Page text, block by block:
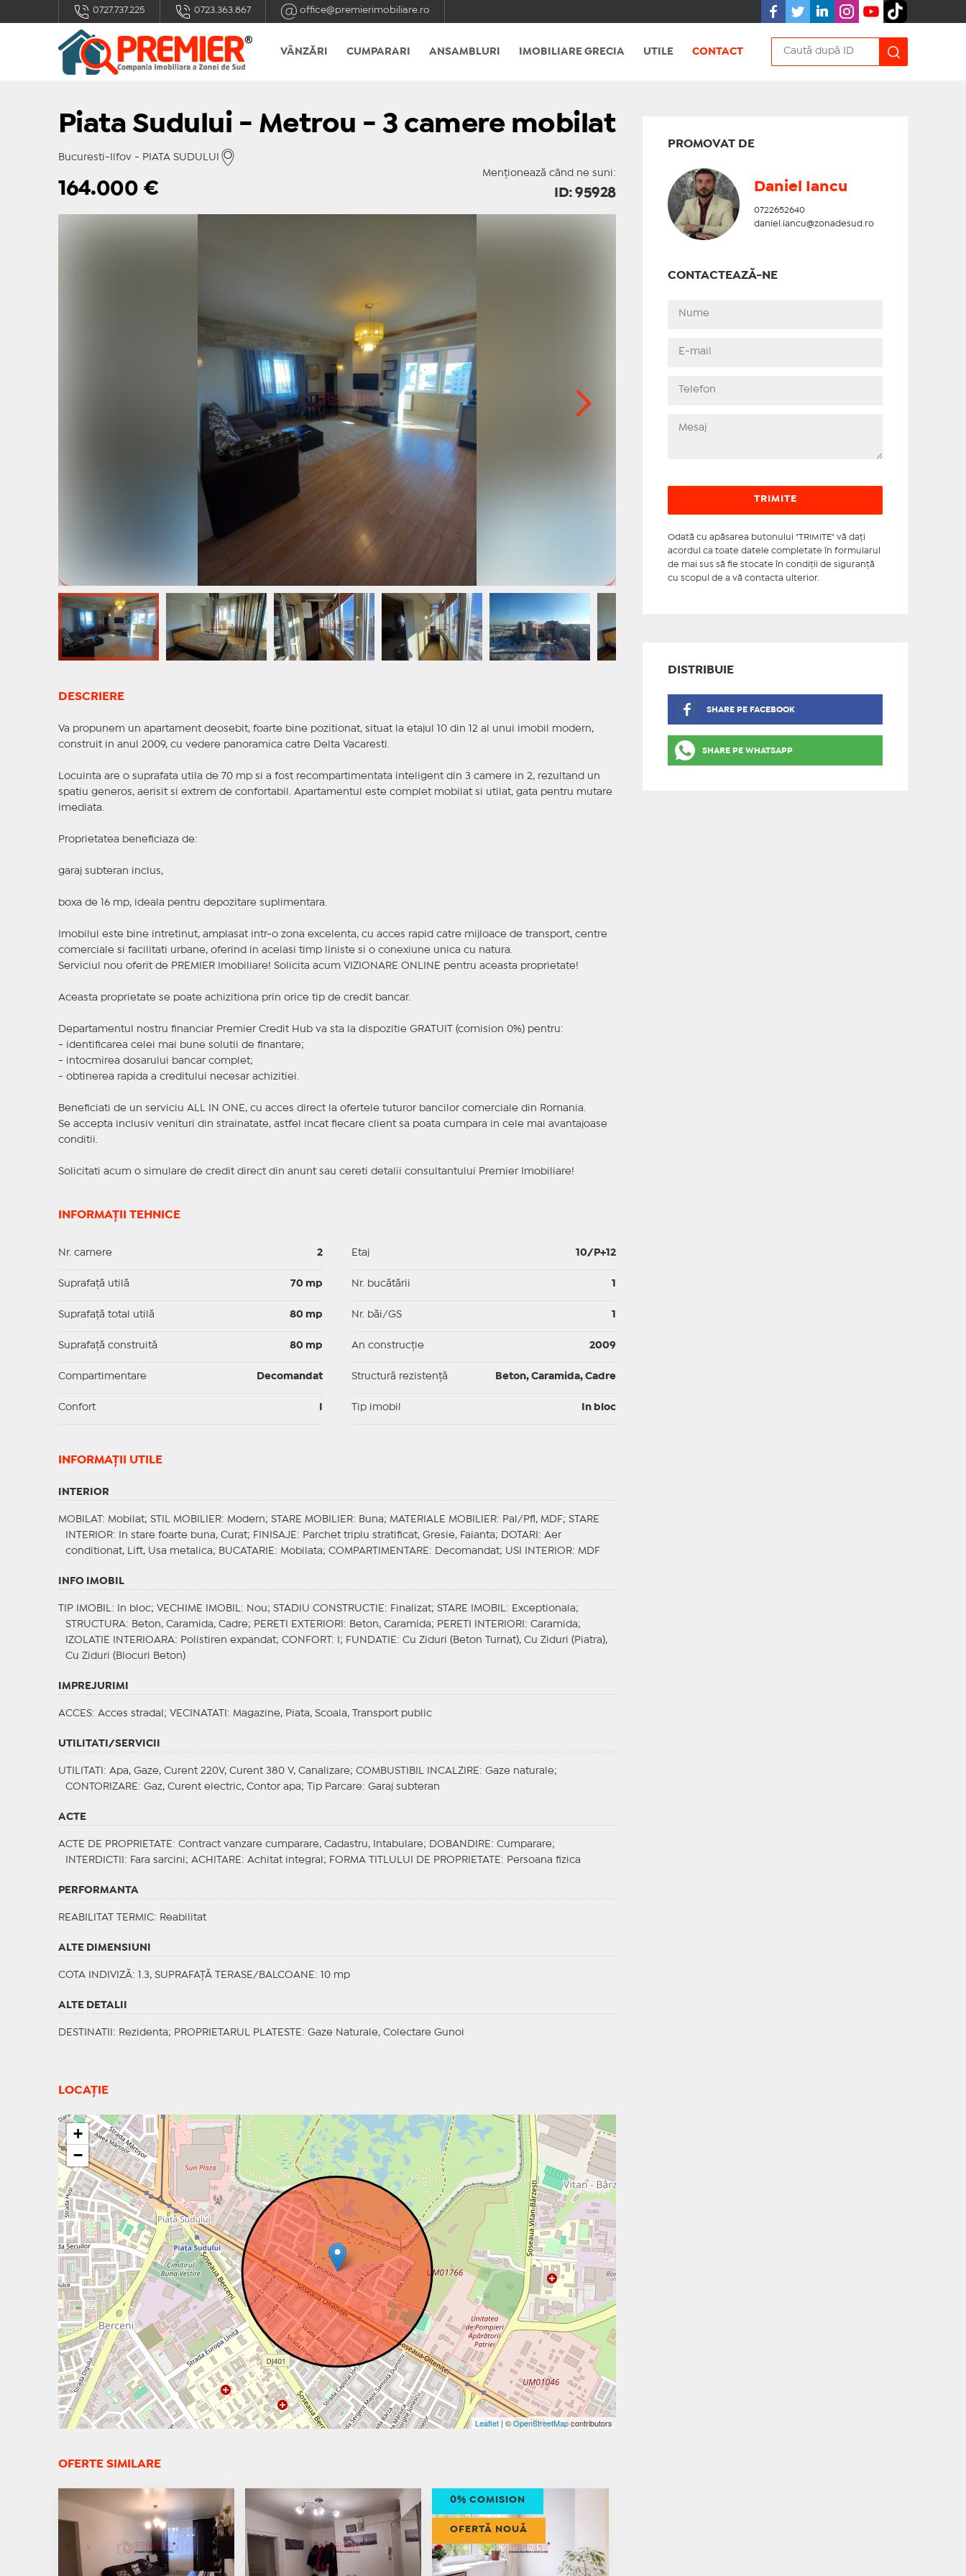
0727.737.225 0723.363.867 office@premierimobiliare.ro
VÂNZĂRI CUMPARARI ANSAMBLURI IMOBILIARE GRECIA UTILE CONTACT
Piata Sudului - Metrou - 3 camere mobilat
Bucuresti-Ilfov - PIATA SUDULUI
Menționează când ne suni:
164.000 € ID: 95928
DESCRIERE
Va propunem un apartament deosebit, foarte bine pozitionat, situat la etajul 10 din 12 al unui imobil modern,
construit in anul 2009, cu vedere panoramica catre Delta Vacaresti.
Locuinta are o suprafata utila de 70 mp si a fost recompartimentata inteligent din 3 camere in 2, rezultand un
spatiu generos, aerisit si extrem de confortabil. Apartamentul este complet mobilat si utilat, gata pentru mutare
imediata.
Proprietatea beneficiaza de:
garaj subteran inclus,
boxa de 16 mp, ideala pentru depozitare suplimentara.
Imobilul este bine intretinut, amplasat intr-o zona excelenta, cu acces rapid catre mijloace de transport, centre
comerciale si facilitati urbane, oferind in acelasi timp liniste si o conexiune unica cu natura.
Serviciul nou oferit de PREMIER Imobiliare! Solicita acum VIZIONARE ONLINE pentru aceasta proprietate!
Aceasta proprietate se poate achizitiona prin orice tip de credit bancar.
Departamentul nostru financiar Premier Credit Hub va sta la dispozitie GRATUIT (comision 0%) pentru:
- identificarea celei mai bune solutii de finantare;
- intocmirea dosarului bancar complet;
- obtinerea rapida a creditului necesar achizitiei.
Beneficiati de un serviciu ALL IN ONE, cu acces direct la ofertele tuturor bancilor comerciale din Romania.
Se accepta inclusiv venituri din strainatate, astfel incat fiecare client sa poata cumpara in cele mai avantajoase
conditii.
Solicitati acum o simulare de credit direct din anunt sau cereti detalii consultantului Premier Imobiliare!
INFORMAȚII TEHNICE
Nr. camere 2
Suprafaţă utilă 70 mp
Suprafaţă total utilă 80 mp
Suprafaţă construită 80 mp
Compartimentare Decomandat
Confort
Etaj 10/P+12
Nr. bucătării
Nr. băi/GS
An construcție 2009
Structură rezistență Beton, Caramida, Cadre
Tip imobil In bloc
INFORMAŢII UTILE
INTERIOR
MOBILAT : Mobilat; STIL MOBILIER: Modern; STARE MOBILIER: Buna; MATERIALE MOBILIER: Pal/Pfl, MDF; STARE
INTERIOR: In stare foarte buna, Curat; FINISAJE : Parchet triplu stratificat, Gresie, Faianta; DOTARI : Aer
conditionat, Lift, Usa metalica; BUCATARIE : Mobilata; COMPARTIMENTARE : Decomandat; USI INTERIOR: MDF
INFO IMOBIL
TIP IMOBIL : In bloc; VECHIME IMOBIL : Nou; STADIU CONSTRUCTIE : Finalizat; STARE IMOBIL
: Exceptionala;
STRUCTURA: Beton, Caramida, Cadre; PERETI EXTERIORI : Beton, Caramida; PERETI INTERIORI : Caramida;
IZOLATIE INTERIOARA: Polistiren expandat; CONFORT : I; FUNDATIE : Cu Ziduri (Beton Turnat), Cu Ziduri (Piatra),
Cu Ziduri (Blocuri Beton)
IMPREJURIMI
ACCES: Acces stradal; VECINATATI : Magazine, Piata, Scoala, Transport public
UTILITATI/SERVICII
UTILITATI : Apa, Gaze, Curent 220V, Curent 380 V, Canalizare; COMBUSTIBIL INCALZIRE : Gaze naturale;
CONTORIZARE : Gaz, Curent electric, Contor apa; Tip Parcare: Garaj subteran
ACTE
ACTE DE PROPRIETATE : Contract vanzare cumparare, Cadastru, Intabulare; DOBANDIRE : Cumparare;
INTERDICTII
: Fara sarcini; ACHITARE : Achitat integral; FORMA TITLULUI DE PROPRIETATE : Persoana fizica
PERFORMANTA
REABILITAT TERMIC: Reabilitat
ALTE DIMENSIUNI
COTA INDIVIZĂ: 1.3, SUPRAFAȚĂ TERASE/BALCOANE: 10 mp
ALTE DETALII
DESTINATII : Rezidenta; PROPRIETARUL PLATESTE : Gaze Naturale, Colectare Gunoi
LOCAȚIE
+
−
Leaflet| ©OpenStreetMapcontributors
PROMOVAT DE
Daniel Iancu
0722652640
daniel.iancu@zonadesud.ro
CONTACTEAZĂ-NE
Odată cu apăsarea butonului "TRIMITE" vă daţi
acordul ca toate datele completate în formularul
de mai sus să fie stocate în condiţii de siguranţă
cu scopul de a vă contacta ulterior.
DISTRIBUIE
SHARE PE FACEBOOK
SHARE PE WHATSAPP
OFERTE SIMILARE
0% COMISION
OFERTĂ NOUĂ